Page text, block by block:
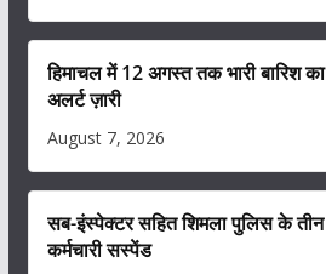
हिमाचल में 12 अगस्त तक भारी बारिश का
अलर्ट ज़ारी
August 7, 2026
सब-इंस्पेक्टर सहित शिमला पुलिस के तीन
कर्मचारी सस्पेंड